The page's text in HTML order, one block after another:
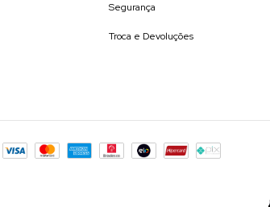
Segurança
Troca e Devoluções